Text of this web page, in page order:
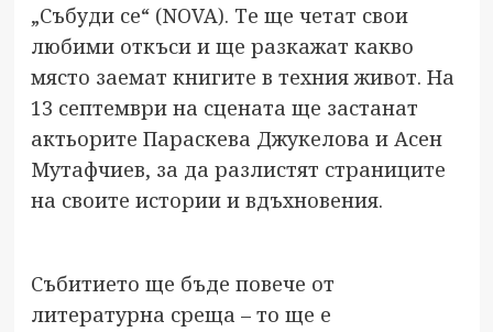
„Събуди се“ (NOVA). Те ще четат свои
любими откъси и ще разкажат какво
място заемат книгите в техния живот. На
13 септември на сцената ще застанат
актьорите Параскева Джукелова и Асен
Мутафчиев, за да разлистят страниците
на своите истории и вдъхновения.
Събитието ще бъде повече от
литературна среща – то ще е